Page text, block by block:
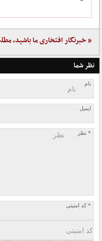
« خبرنگار افتخاری ما باشید،
نظر شما
نام
ایمیل
* نظر
* کد امنیتی